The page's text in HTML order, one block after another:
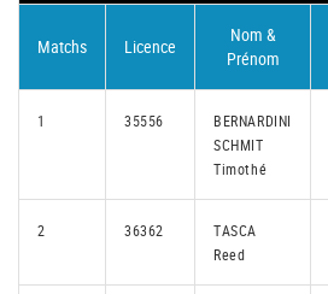
Matchs Licence
Nom &
Prénom
1 35556
BERNARDINI
SCHMIT
Timothé
2 36362
TASCA
Reed